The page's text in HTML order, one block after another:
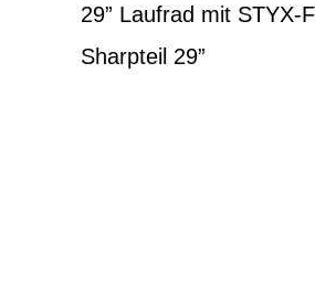
29” Laufrad mit STYX-
Sharpteil 29”